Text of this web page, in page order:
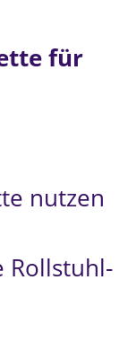
für
nutzen
Rollstuhl-